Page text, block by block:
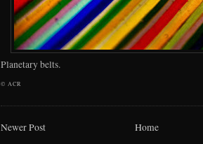
Planetary belts.
© ACR
Newer Post Home